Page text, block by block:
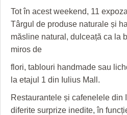
LICEE, ŞCOLI ŞI GRĂDINIŢE
PRIMĂRIILE DIN TIMIŞ
SFATURI JURIDICE
Tot în acest weekend, 11
Târgul de produse naturale și
măsline natural, dulceață ca la
miros de
flori, tablouri handmade sau
la etajul 1 din Iulius Mall.
Restaurantele și cafenelele din
diferite surprize inedite, în